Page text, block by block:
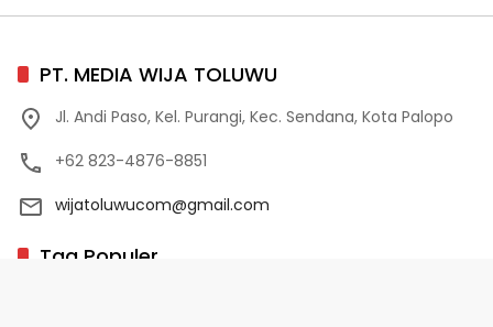
PT. MEDIA WIJA TOLUWU
Jl. Andi Paso, Kel. Purangi, Kec. Sendana, Kota Palopo
+62 823-4876-8851
wijatoluwucom@gmail.com
Tag Populer